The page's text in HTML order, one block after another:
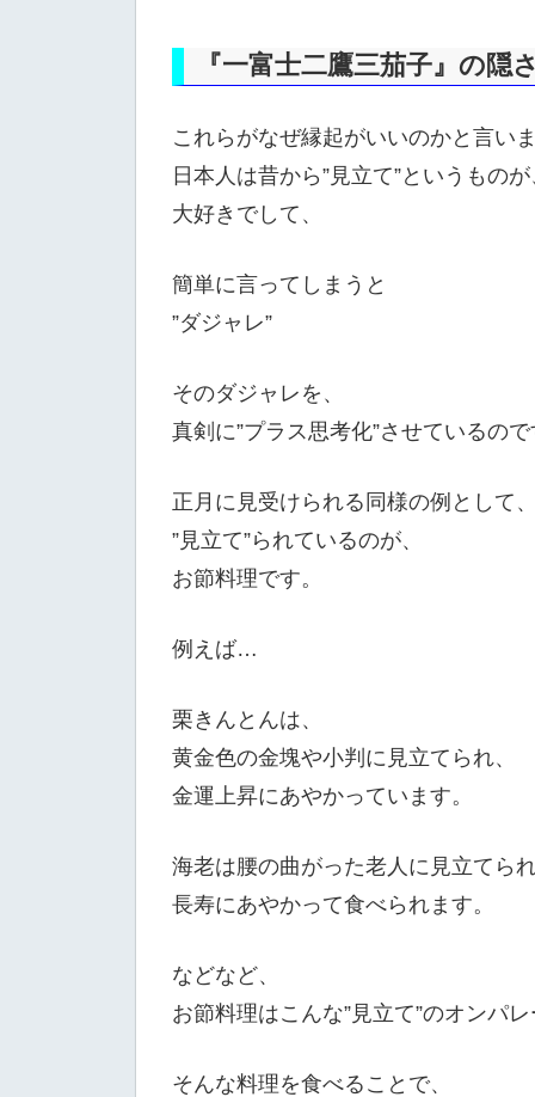
『一富士二鷹三茄子』の隠
これらがなぜ縁起がいいのかと言いま
日本人は昔から”見立て”というものが
大好きでして、
簡単に言ってしまうと
”ダジャレ”
そのダジャレを、
真剣に”プラス思考化”させているので
正月に見受けられる同様の例として、
”見立て”られているのが、
お節料理です。
例えば…
栗きんとんは、
黄金色の金塊や小判に見立てられ、
金運上昇にあやかっています。
海老は腰の曲がった老人に見立てられ
長寿にあやかって食べられます。
などなど、
お節料理はこんな”見立て”のオンパレ
そんな料理を食べることで、